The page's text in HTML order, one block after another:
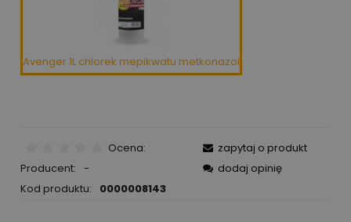
Avenger 1L chlorek mepikwatu metkonazol
Ocena:
Producent: -
Kod produktu:
0000008143
zapytaj o produkt
dodaj opinię